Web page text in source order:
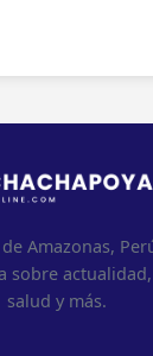
Amazonas,
sobre
salud y más.